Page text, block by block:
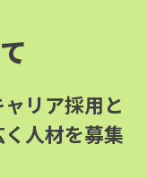
リア採用と
人材を募集